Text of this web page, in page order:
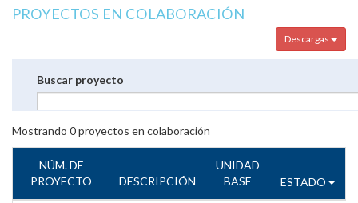
PROYECTOS EN COLABORACIÓN
Descargas
Buscar proyecto
Mostrando 0proyectos en colaboración
NÚM. DE
PROYECTO
DESCRIPCIÓN
UNIDAD
BASE
ESTADO